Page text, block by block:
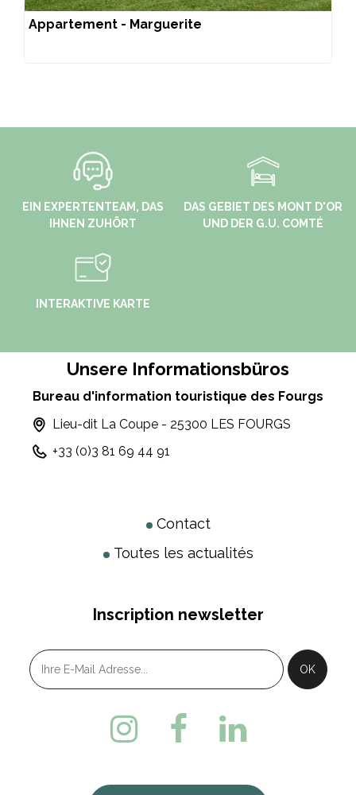
Appartement - Marguerite
EIN EXPERTENTEAM, DAS
IHNEN ZUHÖRT
DAS GEBIET DES MONT D'OR
UND DER G.U. COMTÉ
INTERAKTIVE KARTE
Unsere Informationsbüros
Bureau d'information touristique des Fourgs
Lieu-dit La Coupe - 25300 LES FOURGS
+33 (0)3 81 69 44 91
Contact
Toutes les actualités
Inscription newsletter